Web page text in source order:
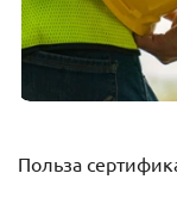
Польза